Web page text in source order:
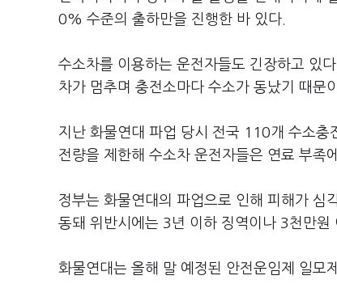
0% 수준의 출하만을 진행한 바 있다.
수소차를 이용하는 운전자들도 긴장하고 있
차가 멈추며 충전소마다 수소가 동났기 때문
지난 화물연대 파업 당시 전국 110개 수소
전량을 제한해 수소차 운전자들은 연료 부족
정부는 화물연대의 파업으로 인해 피해가 심
동돼 위반시에는 3년 이하 징역이나 3천만원
화물연대는 올해 말 예정된 안전운임제 일모